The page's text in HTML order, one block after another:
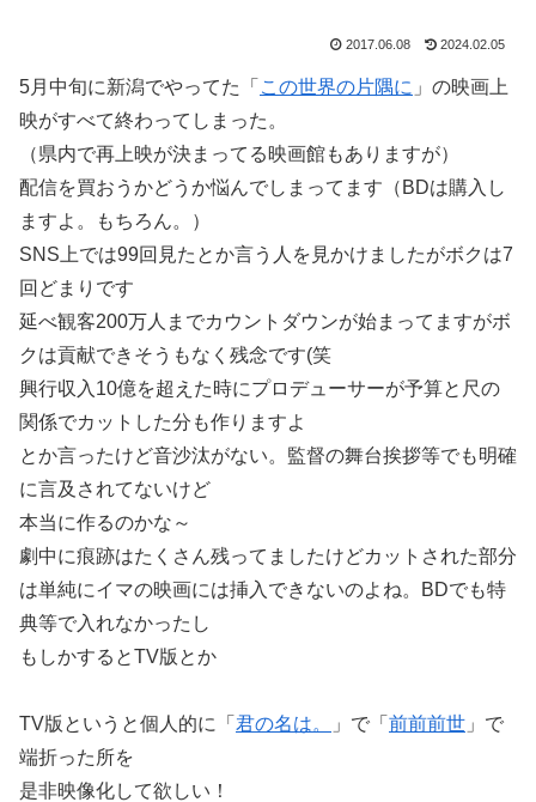
2017.06.08 2024.02.05
5月中旬に新潟でやってた「 この世界の片隅に 」の映画上
映がすべて終わってしまった。
（県内で再上映が決まってる映画館もありますが）
配信を買おうかどうか悩んでしまってます（BDは購入し
ますよ。もちろん。）
SNS上では99回見たとか言う人を見かけましたがボクは7
回どまりです
延べ観客200万人までカウントダウンが始まってますがボ
クは貢献できそうもなく残念です(笑
興行収入10億を超えた時にプロデューサーが予算と尺の
関係でカットした分も作りますよ
とか言ったけど音沙汰がない。監督の舞台挨拶等でも明確
に言及されてないけど
本当に作るのかな～
劇中に痕跡はたくさん残ってましたけどカットされた部分
は単純にイマの映画には挿入できないのよね。BDでも特
典等で入れなかったし
もしかするとTV版とか
TV版というと個人的に「 君の名は。 」で「 前前前世 」で
端折った所を
是非映像化して欲しい！